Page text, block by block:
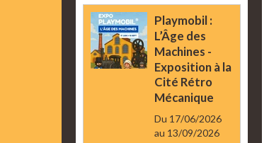
Playmobil :
L’Âge des
Machines -
Exposition à la
Cité Rétro
Mécanique
Du 17/06/2026
au 13/09/2026